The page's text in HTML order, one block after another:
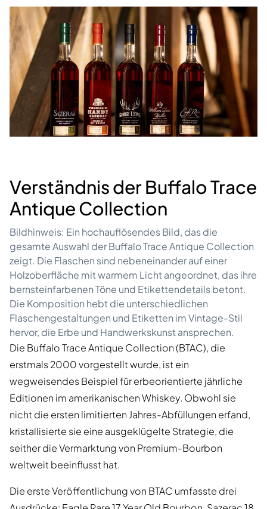
Verständnis der Buffalo Trace
Antique Collection
Bildhinweis: Ein hochauflösendes Bild, das die
gesamte Auswahl der Buffalo Trace Antique Collection
zeigt. Die Flaschen sind nebeneinander auf einer
Holzoberfläche mit warmem Licht angeordnet, das ihre
bernsteinfarbenen Töne und Etikettendetails betont.
Die Komposition hebt die unterschiedlichen
Flaschengestaltungen und Etiketten im Vintage-Stil
hervor, die Erbe und Handwerkskunst ansprechen.
Die Buffalo Trace Antique Collection (BTAC), die
erstmals 2000 vorgestellt wurde, ist ein
wegweisendes Beispiel für erbeorientierte jährliche
Editionen im amerikanischen Whiskey. Obwohl sie
nicht die ersten limitierten Jahres-Abfüllungen erfand,
kristallisierte sie eine ausgeklügelte Strategie, die
seither die Vermarktung von Premium-Bourbon
weltweit beeinflusst hat.
Die erste Veröffentlichung von BTAC umfasste drei